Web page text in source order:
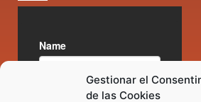
Gestionar el
de las Cookies